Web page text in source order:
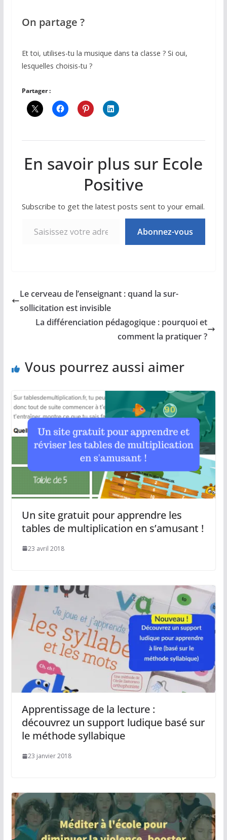
On partage ?
Et toi, utilises-tu la musique dans ta classe ? Si oui,
lesquelles choisis-tu ?
Partager :
En savoir plus sur Ecole
Positive
Subscribe to get the latest posts sent to your email.
Abonnez-vous
Le cerveau de l’enseignant : quand la sur-
sollicitation est invisible
La différenciation pédagogique : pourquoi et
comment la pratiquer ?
Vous pourrez aussi aimer
Un site gratuit pour apprendre les
tables de multiplication en s’amusant !
23 avril 2018
Apprentissage de la lecture :
découvrez un support ludique basé sur
le méthode syllabique
23 janvier 2018